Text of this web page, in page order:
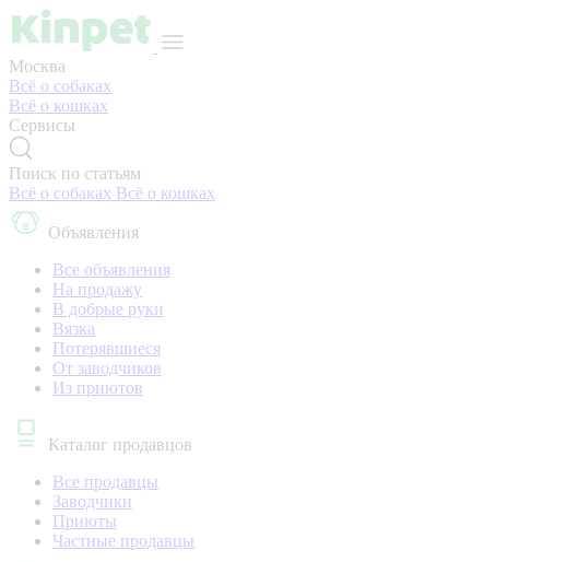
Москва
Всё о собаках
Всё о кошках
Сервисы
Поиск по статьям
Всё о собаках Всё о кошках
Объявления
Все объявления
На продажу
В добрые руки
Вязка
Потерявшиеся
От заводчиков
Из приютов
Каталог продавцов
Все продавцы
Заводчики
Приюты
Частные продавцы